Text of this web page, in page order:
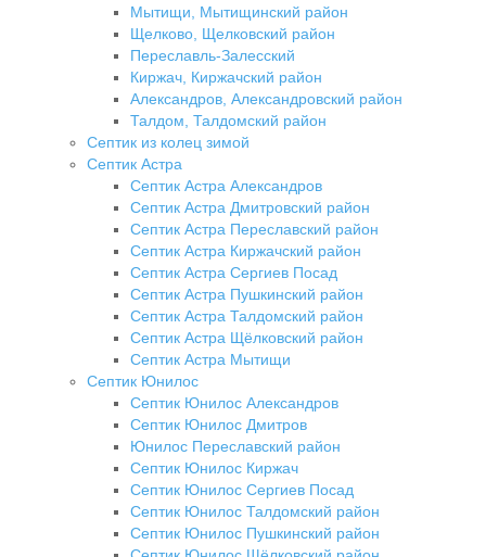
Мытищи, Мытищинский район
Щелково, Щелковский район
Переславль-Залесский
Киржач, Киржачский район
Александров, Александровский район
Талдом, Талдомский район
Септик из колец зимой
Септик Астра
Септик Астра Александров
Септик Астра Дмитровский район
Септик Астра Переславский район
Септик Астра Киржачский район
Септик Астра Сергиев Посад
Септик Астра Пушкинский район
Септик Астра Талдомский район
Септик Астра Щёлковский район
Септик Астра Мытищи
Септик Юнилос
Септик Юнилос Александров
Септик Юнилос Дмитров
Юнилос Переславский район
Септик Юнилос Киржач
Септик Юнилос Сергиев Посад
Септик Юнилос Талдомский район
Септик Юнилос Пушкинский район